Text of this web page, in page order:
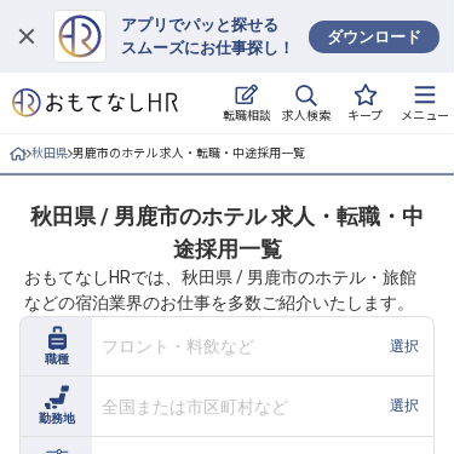
アプリでパッと探せる
スムーズにお仕事探し！
ダウンロード
転職相談 求人検索 キープ メニュー
ログイン
求人・施設を探す
就職・転職 合同説明会
おもてなしHRについて
ご利用の流れ
よくある質問
秋田県 男鹿市のホテル 求人・転職・中途採用一覧
秋田県 / 男鹿市のホテル 求人・転職・中
途採用一覧
おもてなしHRでは、秋田県 / 男鹿市のホテル・旅館
などの宿泊業界のお仕事を多数ご紹介いたします。
職種
フロント・料飲など 選択
勤務地
全国または市区町村など 選択